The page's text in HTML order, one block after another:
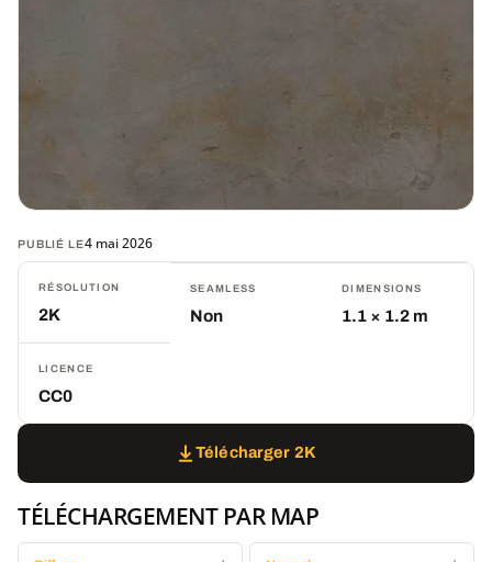
PUBLIÉ LE4 mai 2026
RÉSOLUTION
2K
SEAMLESS
Non
DIMENSIONS
1.1 × 1.2 m
LICENCE
CC0
Télécharger 2K
TÉLÉCHARGEMENT PAR MAP